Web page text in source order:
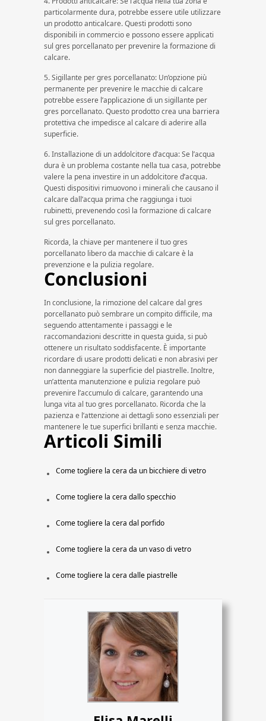
particolarmente dura, potrebbe essere utile utilizzare
un prodotto anticalcare. Questi prodotti sono
disponibili in commercio e possono essere applicati
sul gres porcellanato per prevenire la formazione di
calcare.
5. Sigillante per gres porcellanato: Un’opzione più
permanente per prevenire le macchie di calcare
potrebbe essere l’applicazione di un sigillante per
gres porcellanato. Questo prodotto crea una barriera
protettiva che impedisce al calcare di aderire alla
superficie.
6. Installazione di un addolcitore d’acqua: Se l’acqua
dura è un problema costante nella tua casa, potrebbe
valere la pena investire in un addolcitore d’acqua.
Questi dispositivi rimuovono i minerali che causano il
calcare dall’acqua prima che raggiunga i tuoi
rubinetti, prevenendo così la formazione di calcare
sul gres porcellanato.
Ricorda, la chiave per mantenere il tuo gres
porcellanato libero da macchie di calcare è la
prevenzione e la pulizia regolare.
Conclusioni
In conclusione, la rimozione del calcare dal gres
porcellanato può sembrare un compito difficile, ma
seguendo attentamente i passaggi e le
raccomandazioni descritte in questa guida, si può
ottenere un risultato soddisfacente. È importante
ricordare di usare prodotti delicati e non abrasivi per
non danneggiare la superficie del piastrelle. Inoltre,
un’attenta manutenzione e pulizia regolare può
prevenire l’accumulo di calcare, garantendo una
lunga vita al tuo gres porcellanato. Ricorda che la
pazienza e l’attenzione ai dettagli sono essenziali per
mantenere le tue superfici brillanti e senza macchie.
Articoli Simili
Come togliere la cera da un bicchiere di vetro
Come togliere la cera dallo specchio
Come togliere la cera dal porfido
Come togliere la cera da un vaso di vetro
Come togliere la cera dalle piastrelle